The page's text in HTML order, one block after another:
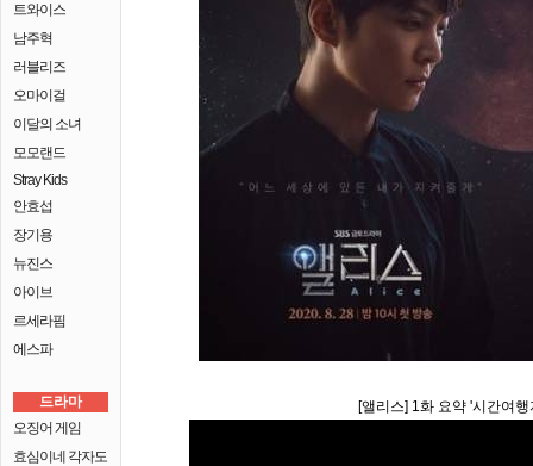
트와이스
남주혁
러블리즈
오마이걸
이달의 소녀
모모랜드
Stray Kids
안효섭
장기용
뉴진스
아이브
르세라핌
에스파
드라마
오징어 게임
효심이네 각자도
[앨리스] 1화 요약 '시간여